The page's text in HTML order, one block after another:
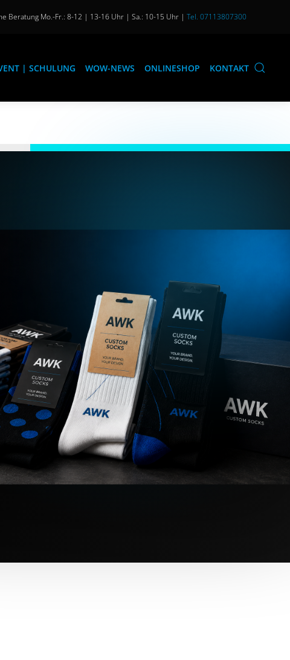
Beratung Mo.-Fr.: 8-12 | 13-16 Uhr | Sa.: 10-15 Uhr | Tel. 07113807300
| SCHULUNG WOW-NEWS ONLINESHOP KONTAKT